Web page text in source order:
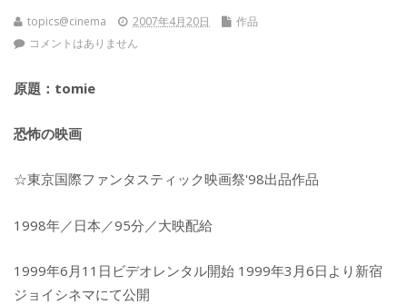
topics@cinema 2007年4月20日
作品
コメントはありません
原題：tomie
恐怖の映画
☆東京国際ファンタスティック映画祭'98出品作品
1998年／日本／95分／大映配給
1999年6月11日ビデオレンタル開始 1999年3月6日より新宿
ジョイシネマにて公開